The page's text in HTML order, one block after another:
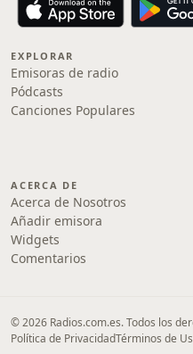
EXPLORAR
Emisoras de radio
Pódcasts
Canciones Populares
ACERCA DE
Acerca de Nosotros
Añadir emisora
Widgets
Comentarios
© 2026 Radios.com.es. Todos los
Política de PrivacidadTérminos de